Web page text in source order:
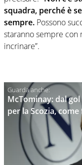
squadra, perché è
sempre. Possono
staranno sempre con
incrinare”.
McTominay: dal
per la Scozia,